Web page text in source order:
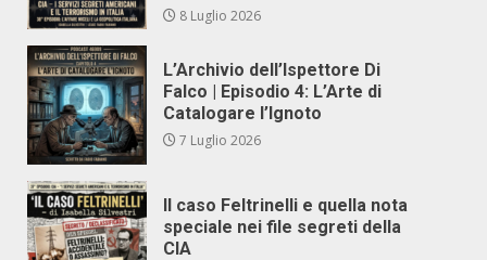
8 Luglio 2026
L’Archivio dell’Ispettore Di
Falco | Episodio 4: L’Arte di
Catalogare l’Ignoto
7 Luglio 2026
Il caso Feltrinelli e quella nota
speciale nei file segreti della
CIA